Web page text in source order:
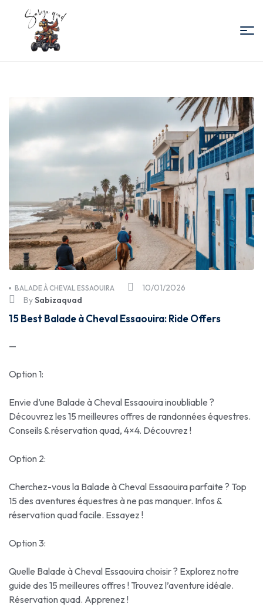
Essaouira
10/01/2026
BALADE À CHEVAL ESSAOUIRA
BySabizaquad
15 Best Balade à Cheval Essaouira: Ride Offers
—
Option 1:
Envie d’une Balade à Cheval Essaouira inoubliable ?
Découvrez les 15 meilleures offres de randonnées équestres.
Conseils & réservation quad, 4×4. Découvrez !
Option 2:
Cherchez-vous la Balade à Cheval Essaouira parfaite ? Top
15 des aventures équestres à ne pas manquer. Infos &
réservation quad facile. Essayez !
Option 3:
Quelle Balade à Cheval Essaouira choisir ? Explorez notre
guide des 15 meilleures offres ! Trouvez l’aventure idéale.
Réservation quad. Apprenez !